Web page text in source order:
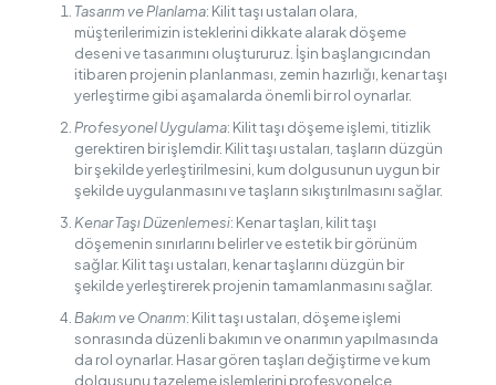
Tasarım ve Planlama: Kilit taşı ustaları olara,
müşterilerimizin isteklerini dikkate alarak döşeme
deseni ve tasarımını oluştururuz. İşin başlangıcından
itibaren projenin planlanması, zemin hazırlığı, kenar taşı
yerleştirme gibi aşamalarda önemli bir rol oynarlar.
Profesyonel Uygulama: Kilit taşı döşeme işlemi, titizlik
gerektiren bir işlemdir. Kilit taşı ustaları, taşların düzgün
bir şekilde yerleştirilmesini, kum dolgusunun uygun bir
şekilde uygulanmasını ve taşların sıkıştırılmasını sağlar.
Kenar Taşı Düzenlemesi: Kenar taşları, kilit taşı
döşemenin sınırlarını belirler ve estetik bir görünüm
sağlar. Kilit taşı ustaları, kenar taşlarını düzgün bir
şekilde yerleştirerek projenin tamamlanmasını sağlar.
Bakım ve Onarım: Kilit taşı ustaları, döşeme işlemi
sonrasında düzenli bakımın ve onarımın yapılmasında
da rol oynarlar. Hasar gören taşları değiştirme ve kum
dolgusunu tazeleme işlemlerini profesyonelce